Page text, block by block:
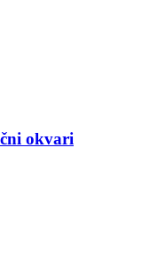
okvari